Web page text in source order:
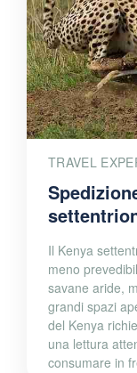
TRAVEL
Il Kenya
meno
savane aride,
grandi spazi
del Kenya
una lettura
consumare in